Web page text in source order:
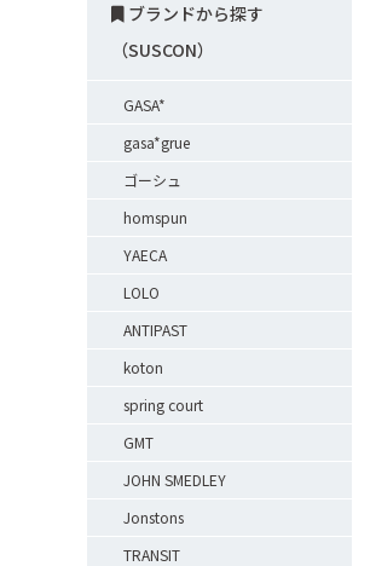
ブランドから探す
（SUSCON）
GASA*
gasa*grue
ゴーシュ
homspun
YAECA
LOLO
ANTIPAST
koton
spring court
GMT
JOHN SMEDLEY
Jonstons
TRANSIT